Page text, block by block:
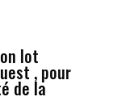
lot
, pour
de la